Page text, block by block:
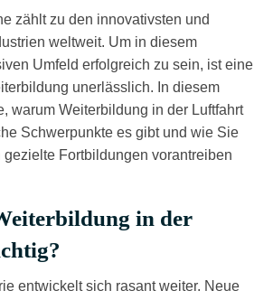
- Überblick
zählt zu den innovativsten und
weltweit. Um in diesem
Umfeld erfolgreich zu sein, ist eine
unerlässlich. In diesem
warum Weiterbildung in der Luftfahrt
Schwerpunkte es gibt und wie Sie
gezielte Fortbildungen vorantreiben
in der
entwickelt sich rasant weiter. Neue